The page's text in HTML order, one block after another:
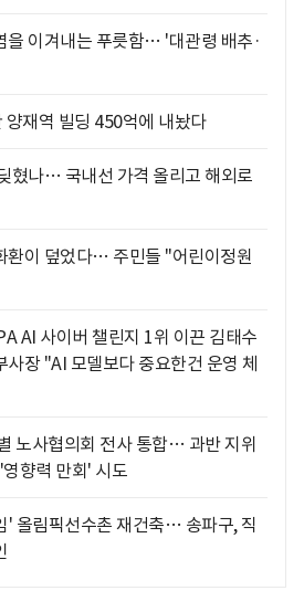
을 이겨내는 푸릇함… '대관령 배추·
양재역 빌딩 450억에 내놨다
혔나… 국내선 가격 올리고 해외로
환이 덮었다… 주민들 "어린이정원
AI 사이버 챌린지 1위 이끈 김태수
사장 "AI 모델보다 중요한건 운영 체
노사협의회 전사 통합… 과반 지위
향력 만회' 시도
' 올림픽선수촌 재건축… 송파구, 직